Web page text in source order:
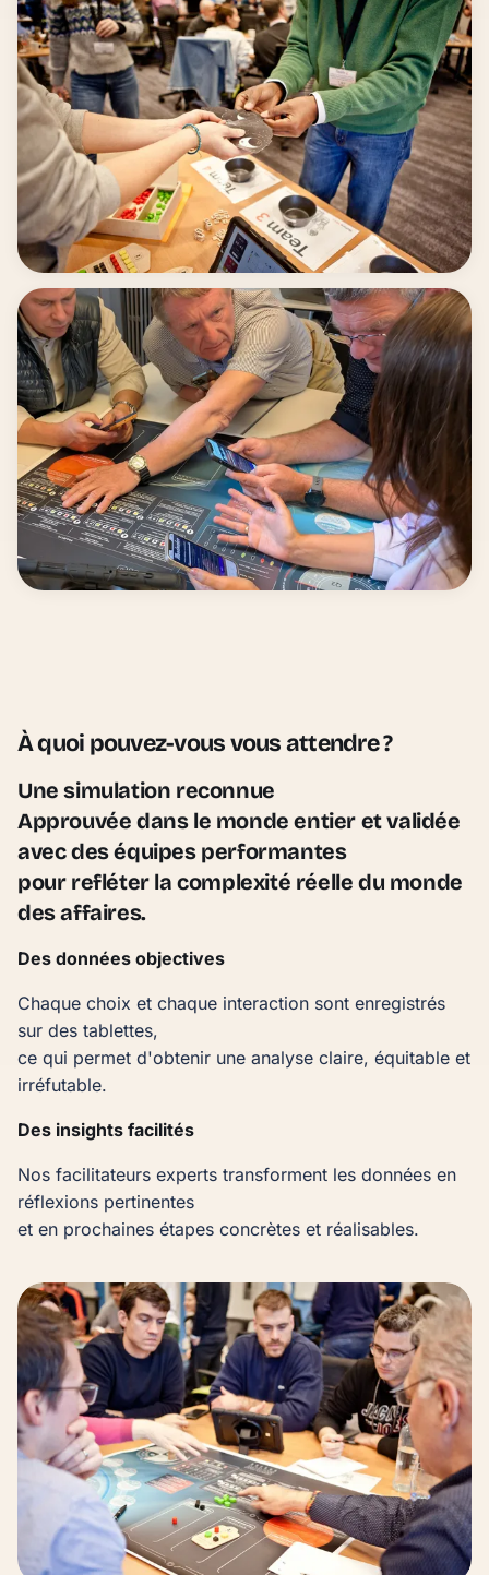
transformer le chaos en percées
À quoi pouvez-vous vous attendre ?
Une simulation reconnue
Approuvée dans le monde entier et validée
avec des équipes performantes
pour refléter la complexité réelle du monde
des affaires.
Des données objectives
Chaque choix et chaque interaction sont enregistrés
sur des tablettes,
ce qui permet d'obtenir une analyse claire, équitable et
irréfutable.
Des insights facilités
Nos facilitateurs experts transforment les données en
réflexions pertinentes
et en prochaines étapes concrètes et réalisables.